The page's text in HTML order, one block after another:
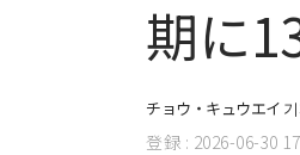
期に
チョウ・キュウエイ
登録 : 2026-06-30